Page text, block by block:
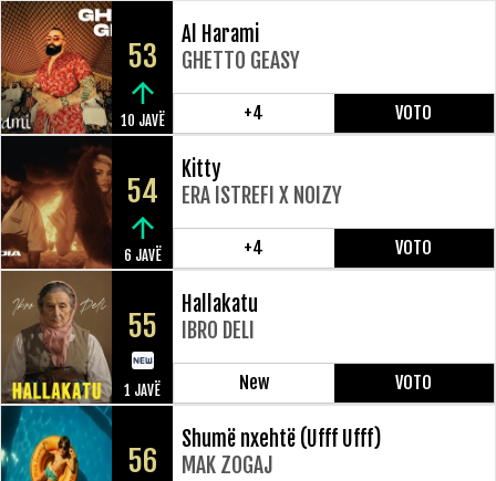
53
10 JAVË
Al Harami
GHETTO GEASY
+4 VOTO
54
6 JAVË
Kitty
ERA ISTREFI X NOIZY
+4 VOTO
55
1 JAVË
Hallakatu
IBRO DELI
New VOTO
56
Shumë nxehtë (Ufff Ufff)
MAK ZOGAJ